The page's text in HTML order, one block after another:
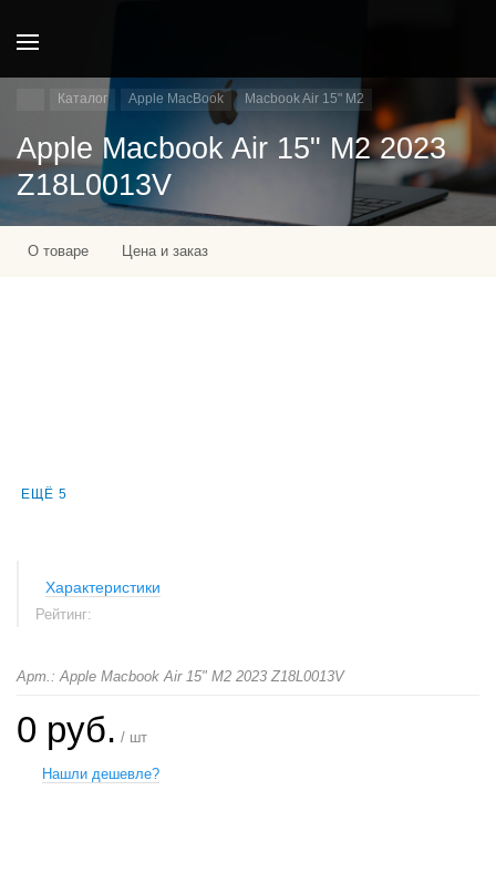
Каталог Apple MacBook Macbook Air 15" M2
Apple Macbook Air 15" M2 2023
Z18L0013V
О товаре Цена и заказ
ЕЩЁ 5
Характеристики
Рейтинг:
Арт.: Apple Macbook Air 15" M2 2023 Z18L0013V
0 руб. / шт
Нашли дешевле?